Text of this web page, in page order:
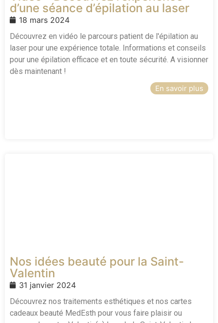
d’une séance d’épilation au laser
18 mars 2024
Découvrez en vidéo le parcours patient de l'épilation au
laser pour une expérience totale. Informations et conseils
pour une épilation efficace et en toute sécurité. A visionner
dès maintenant !
En savoir plus
Nos idées beauté pour la Saint-
Valentin
31 janvier 2024
Découvrez nos traitements esthétiques et nos cartes
cadeaux beauté MedEsth pour vous faire plaisir ou